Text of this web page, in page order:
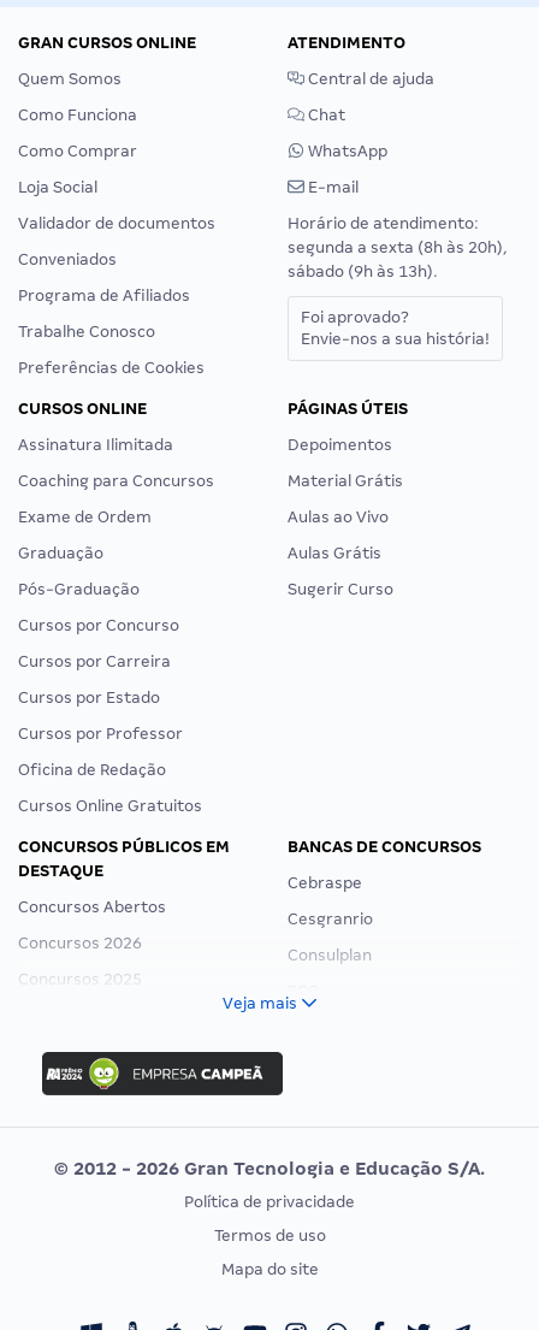
GRAN CURSOS ONLINE
Quem Somos
Como Funciona
Como Comprar
Loja Social
Validador de documentos
Conveniados
Programa de Afiliados
Trabalhe Conosco
Preferências de Cookies
ATENDIMENTO
Central de ajuda
Chat
WhatsApp
E-mail
Horário de atendimento:
segunda a sexta (8h às 20h),
sábado (9h às 13h).
Foi aprovado?
Envie-nos a sua história!
CURSOS ONLINE
Assinatura Ilimitada
Coaching para Concursos
Exame de Ordem
Graduação
Pós-Graduação
Cursos por Concurso
Cursos por Carreira
Cursos por Estado
Cursos por Professor
Oficina de Redação
Cursos Online Gratuitos
PÁGINAS ÚTEIS
Depoimentos
Material Grátis
Aulas ao Vivo
Aulas Grátis
Sugerir Curso
CONCURSOS PÚBLICOS EM
DESTAQUE
Concursos Abertos
Concursos 2026
Concursos 2025
Concurso Ibama
Concurso MPU
Editais publicados
BANCAS DE CONCURSOS
Cebraspe
Cesgranrio
Consulplan
Vunesp
CONCURSOS POR PROFISSÃO
Concursos Fiscais
EXAME DE ORDEM
Calendário OAB
Veja mais
© 2012 - 2026 Gran Tecnologia e Educação S/A.
Política de privacidade
Termos de uso
Mapa do site